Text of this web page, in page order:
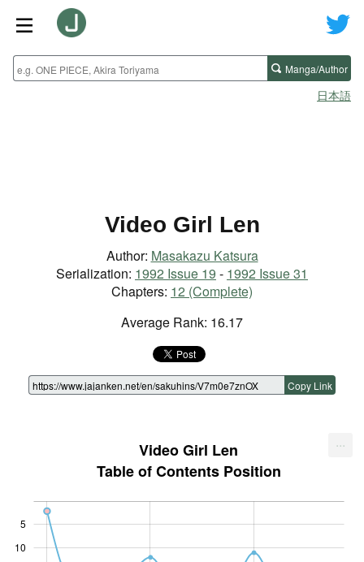
Manga/Author
日本語
Video Girl Len
Author: Masakazu Katsura
Serialization: 1992 Issue 19 - 1992 Issue 31
Chapters: 12 (Complete)
Average Rank: 16.17
Copy Link
Video Girl Len
Table of Contents Position
10
5
...